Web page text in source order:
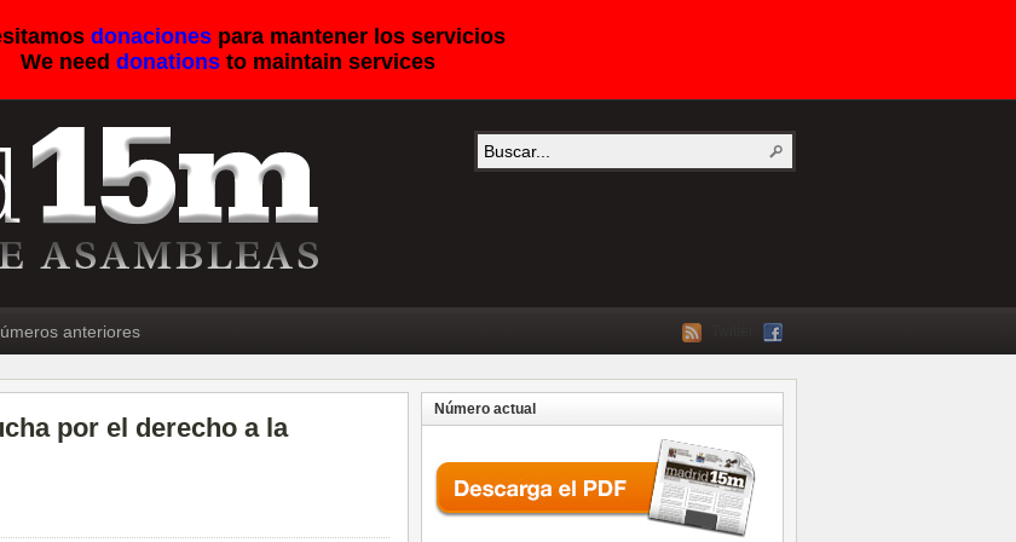
donacionespara mantener los servicios
We need donationsto maintain services
anteriores
por el derecho a la
Número actual